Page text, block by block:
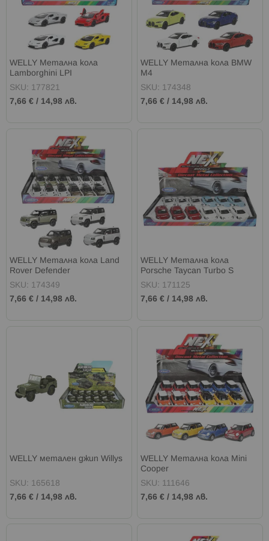
WELLY Метална кола
Lamborghini LPI
SKU: 177821
7,66 € / 14,98 лв.
WELLY Метална кола BMW
M4
SKU: 174348
7,66 € / 14,98 лв.
WELLY Метална кола Land
Rover Defender
SKU: 174349
7,66 € / 14,98 лв.
WELLY Метална кола
Porsche Taycan Turbo S
SKU: 171125
7,66 € / 14,98 лв.
WELLY метален джип Willys
SKU: 165618
7,66 € / 14,98 лв.
WELLY Метална кола Mini
Cooper
SKU: 111646
7,66 € / 14,98 лв.